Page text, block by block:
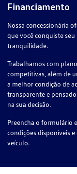
Financiamento
Nossa concessionária
que você conquiste
tranquilidade.
Trabalhamos com
competitivas, além de
a melhor condição de
transparente e
na sua decisão.
Preencha o formulário
condições disponíveis
veículo.